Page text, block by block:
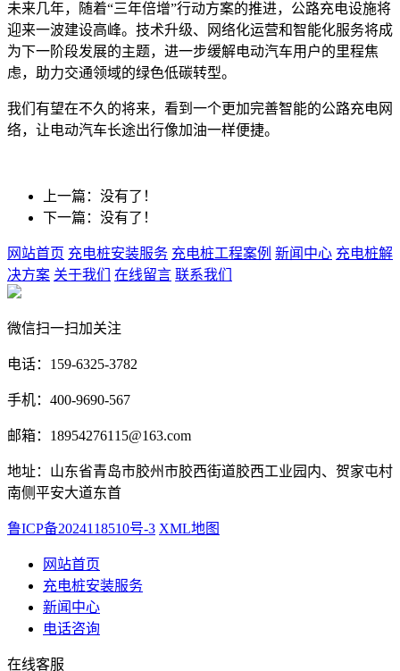
未来几年，随着“三年倍增”行动方案的推进，公路充电设施将
迎来一波建设高峰。技术升级、网络化运营和智能化服务将成
为下一阶段发展的主题，进一步缓解电动汽车用户的里程焦
虑，助力交通领域的绿色低碳转型。
我们有望在不久的将来，看到一个更加完善智能的公路充电网
络，让电动汽车长途出行像加油一样便捷。
上一篇：没有了！
下一篇：没有了！
网站首页 充电桩安装服务 充电桩工程案例 新闻中心 充电桩解
决方案 关于我们 在线留言 联系我们
微信扫一扫加关注
电话：159-6325-3782
手机：400-9690-567
邮箱：18954276115@163.com
地址：山东省青岛市胶州市胶西街道胶西工业园内、贺家屯村
南侧平安大道东首
鲁ICP备2024118510号-3 XML地图
网站首页
充电桩安装服务
新闻中心
电话咨询
在线客服